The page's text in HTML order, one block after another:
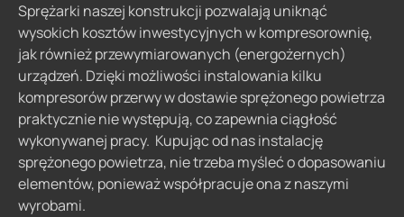
Sprężarki naszej konstrukcji pozwalają uniknąć
wysokich kosztów inwestycyjnych w kompresorownię,
jak również przewymiarowanych (energożernych)
urządzeń. Dzięki możliwości instalowania kilku
kompresorów przerwy w dostawie sprężonego powietrza
praktycznie nie występują, co zapewnia ciągłość
wykonywanej pracy. Kupując od nas instalację
sprężonego powietrza, nie trzeba myśleć o dopasowaniu
elementów, ponieważ współpracuje ona z naszymi
wyrobami.